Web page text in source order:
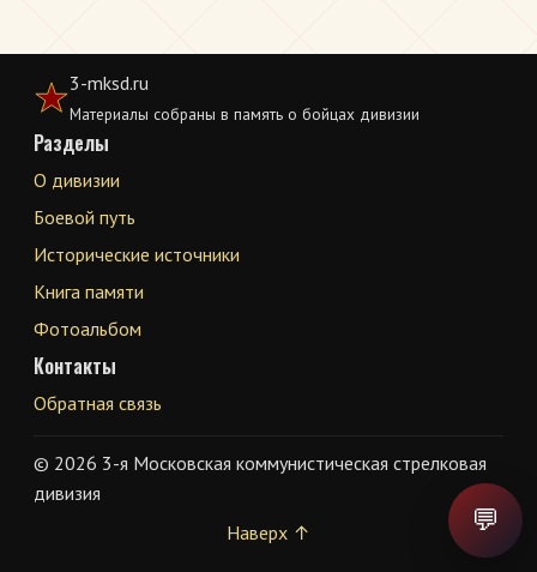
3-mksd.ru
Материалы собраны в память о бойцах дивизии
Разделы
О дивизии
Боевой путь
Исторические источники
Книга памяти
Фотоальбом
Контакты
Обратная связь
© 2026 3-я Московская коммунистическая стрелковая
дивизия
Наверх ↑
💬